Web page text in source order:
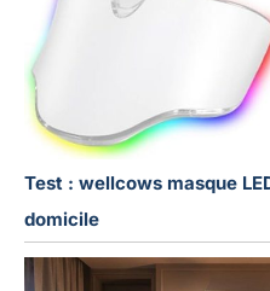
Test : wellcows masque
domicile